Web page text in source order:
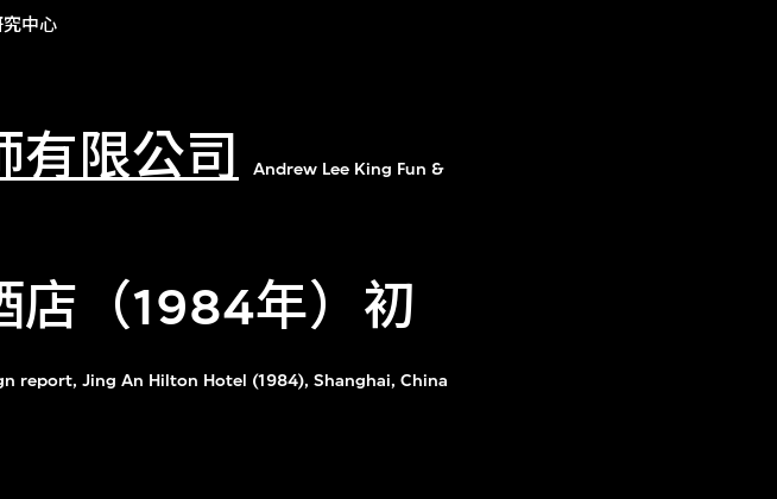
究中心
有限公司
Andrew Lee King Fun &
店（1984年）初
report, Jing An Hilton Hotel (1984), Shanghai, China